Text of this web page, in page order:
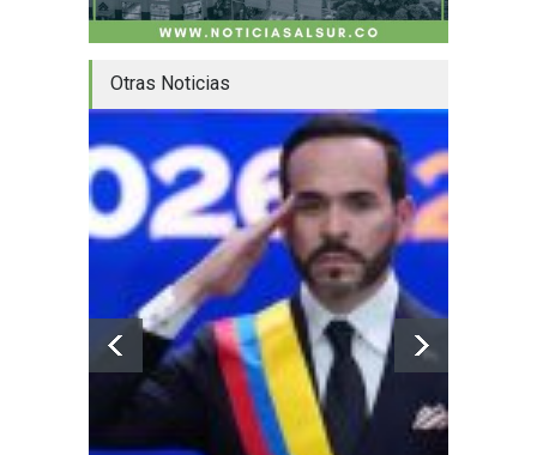
Otras Noticias